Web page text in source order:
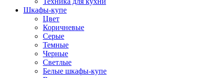
Шкафы-купе
Цвет
Коричневые
Серые
Темные
Черные
Светлые
Белые шкафы-купе